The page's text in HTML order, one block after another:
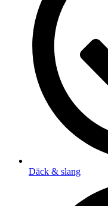
Däck & slang